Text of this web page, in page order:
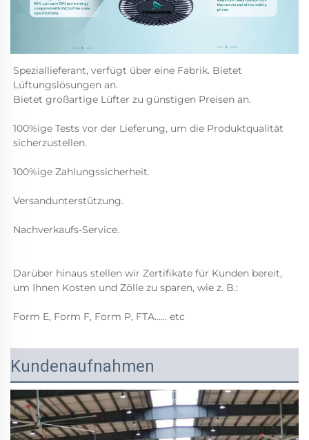
Speziallieferant, verfügt über eine Fabrik. Bietet
Lüftungslösungen an.
Bietet großartige Lüfter zu günstigen Preisen an.
100%ige Tests vor der Lieferung, um die Produktqualität
sicherzustellen.
100%ige Zahlungssicherheit.
Versandunterstützung.
Nachverkaufs-Service.
Darüber hinaus stellen wir Zertifikate für Kunden bereit,
um Ihnen Kosten und Zölle zu sparen, wie z. B.:
Form E, Form F, Form P, FTA…… etc
Kundenaufnahmen